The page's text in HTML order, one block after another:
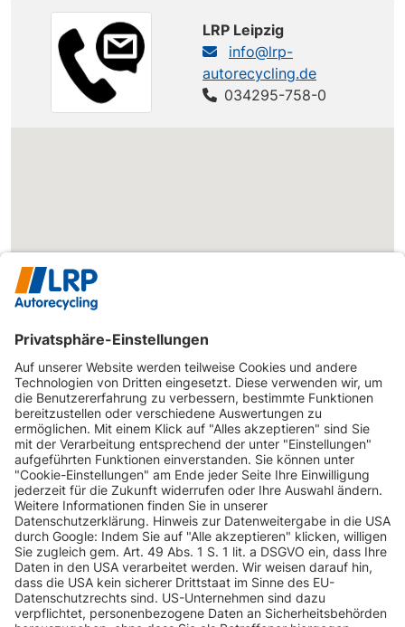
LRP Leipzig
info@lrp-
autorecycling.de
034295-758-0
INFORMATIONEN
KUNDENSERVICE
INFORMATIONEN